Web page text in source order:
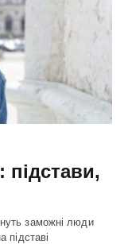
підстави,
заможні люди
підставі